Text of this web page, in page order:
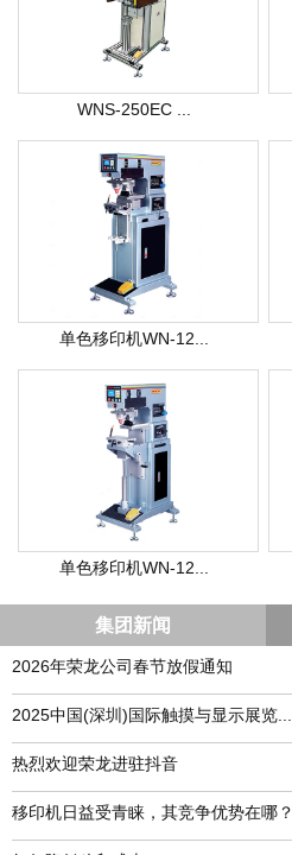
WNS-250EC ...
单色移印机WN-12...
单色移印机WN-12...
集团新闻
2026年荣龙公司春节放假通知
​2025中国(深圳)国际触摸与显示展览...
热烈欢迎荣龙进驻抖音
移印机日益受青睐，其竞争优势在哪？